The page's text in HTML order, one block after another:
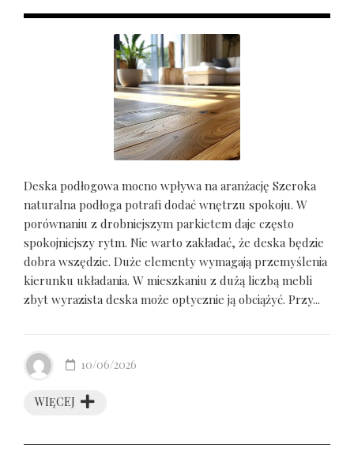
Deska podłogowa mocno wpływa na aranżację Szeroka
naturalna podłoga potrafi dodać wnętrzu spokoju. W
porównaniu z drobniejszym parkietem daje często
spokojniejszy rytm. Nie warto zakładać, że deska będzie
dobra wszędzie. Duże elementy wymagają przemyślenia
kierunku układania. W mieszkaniu z dużą liczbą mebli
zbyt wyrazista deska może optycznie ją obciążyć. Przy...
WIĘCEJ
10/06/2026